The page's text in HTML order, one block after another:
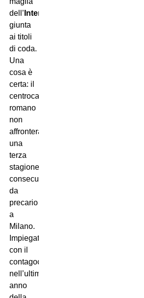
dell’ Inter
giunta
ai titoli
di coda.
Una
cosa è
certa: il
centrocampista
romano
non
affronterà
una
terza
stagione
consecutiva
da
precario
a
Milano.
Impiegato
con il
contagocce
nell’ultimo
anno